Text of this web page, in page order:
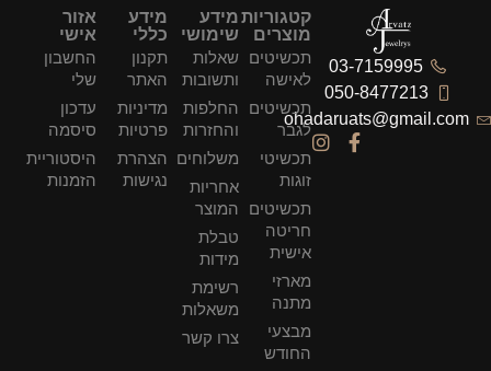
03-7159995
050-8477213
ohadaruats@gmail.com
קטגוריות
מוצרים
תכשיטים
לאישה
תכשיטים
לגבר
תכשיטי
זוגות
תכשיטים
חריטה
אישית
מארזי
מתנה
מבצעי
החודש
מידע
שימושי
שאלות
ותשובות
החלפות
והחזרות
משלוחים
אחריות
המוצר
טבלת
מידות
רשימת
משאלות
צרו קשר
מידע
כללי
תקנון
האתר
מדיניות
פרטיות
הצהרת
נגישות
אזור
אישי
החשבון
שלי
עדכון
סיסמה
היסטוריית
הזמנות